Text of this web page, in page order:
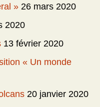
» 26 mars 2020
2020
13 février 2020
« Un monde
20 janvier 2020